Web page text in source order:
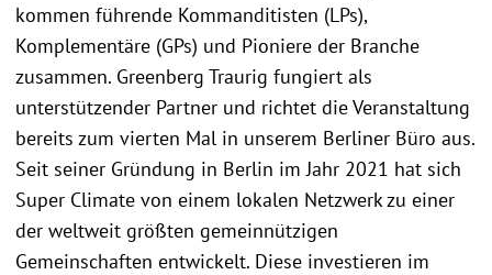
kommen führende Kommanditisten (LPs),
Komplementäre (GPs) und Pioniere der Branche
zusammen. Greenberg Traurig fungiert als
unterstützender Partner und richtet die Veranstaltung
bereits zum vierten Mal in unserem Berliner Büro aus.
Seit seiner Gründung in Berlin im Jahr 2021 hat sich
Super Climate von einem lokalen Netzwerk zu einer
der weltweit größten gemeinnützigen
Gemeinschaften entwickelt. Diese investieren im